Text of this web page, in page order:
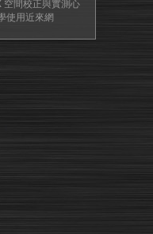
空間校正與實測心
使用近來網